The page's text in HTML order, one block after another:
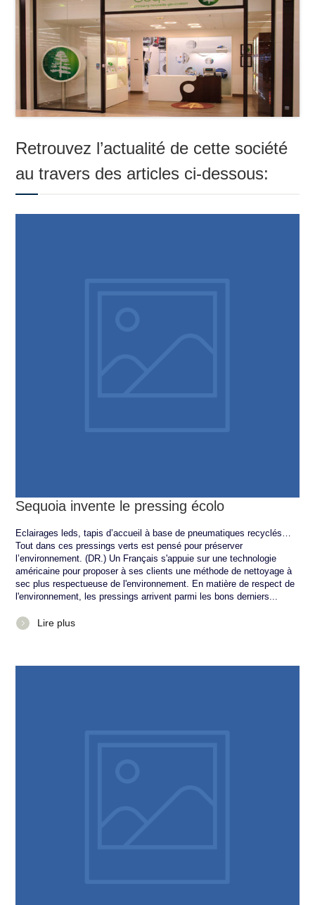
Retrouvez l’actualité de cette société
au travers des articles ci-dessous:
Sequoia invente le pressing écolo
Eclairages leds, tapis d’accueil à base de pneumatiques recyclés…
Tout dans ces pressings verts est pensé pour préserver
l’environnement. (DR.) Un Français s'appuie sur une technologie
américaine pour proposer à ses clients une méthode de nettoyage à
sec plus respectueuse de l'environnement. En matière de respect de
l'environnement, les pressings arrivent parmi les bons derniers...
Lire plus